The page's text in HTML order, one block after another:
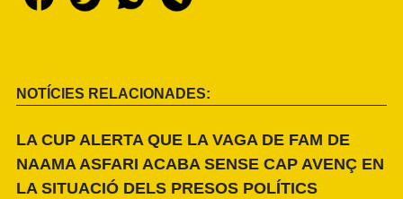
NOTÍCIES RELACIONADES:
LA CUP ALERTA QUE LA VAGA DE FAM DE
NAAMA ASFARI ACABA SENSE CAP AVENÇ EN
LA SITUACIÓ DELS PRESOS POLÍTICS